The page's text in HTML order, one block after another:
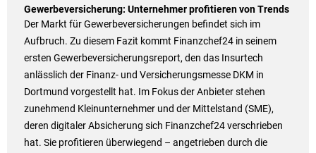
Gewerbeversicherung: Unternehmer profitieren von Trends
Der Markt für Gewerbeversicherungen befindet sich im
Aufbruch. Zu diesem Fazit kommt Finanzchef24 in seinem
ersten Gewerbeversicherungsreport, den das Insurtech
anlässlich der Finanz- und Versicherungsmesse DKM in
Dortmund vorgestellt hat. Im Fokus der Anbieter stehen
zunehmend Kleinunternehmer und der Mittelstand (SME),
deren digitaler Absicherung sich Finanzchef24 verschrieben
hat. Sie profitieren überwiegend – angetrieben durch die